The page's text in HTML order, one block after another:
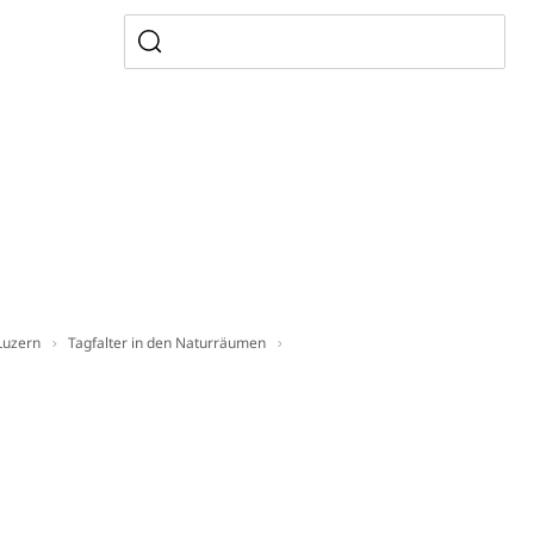
Tagfalter in den Naturräumen
Langsamverkehr, Transportmittel, Auto, Motorrad,
Verkehr und Infrastruktur vif